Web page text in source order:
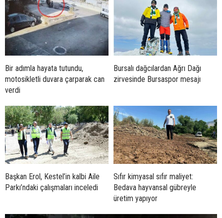
Bir adımla hayata tutundu,
motosikletli duvara çarparak can
verdi
Bursalı dağcılardan Ağrı Dağı
zirvesinde Bursaspor mesajı
Başkan Erol, Kestel’in kalbi Aile
Parkı’ndaki çalışmaları inceledi
Sıfır kimyasal sıfır maliyet:
Bedava hayvansal gübreyle
üretim yapıyor